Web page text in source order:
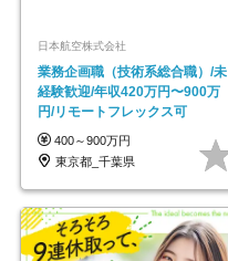
日本航空株式会社
業務企画職（技術系総合職）/未
経験歓迎/年収420万円〜900万
円/リモートフレックス可
400～900万円
東京都_千葉県